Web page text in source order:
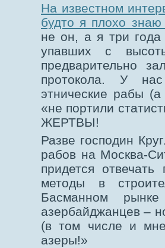
На известном
будто я плохо
не он, а я три года
упавших с
предварительно
протокола. У
этнические рабы
«не портили
ЖЕРТВЫ!
Разве господин
рабов на Москва-
придется
методы в
Басманном
азербайджанцев –
(в том числе и
азеры!»